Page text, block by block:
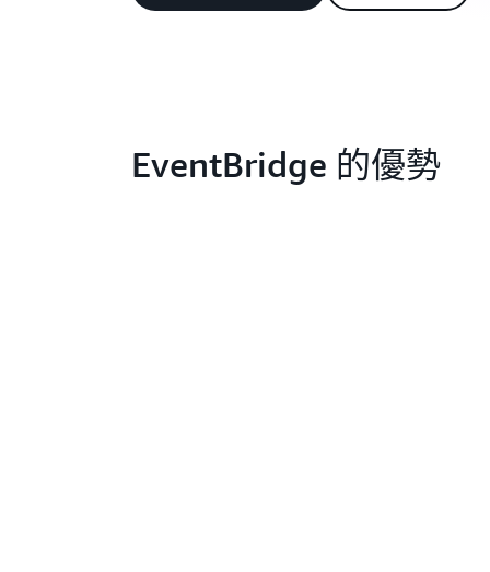
EventBridge 的優勢